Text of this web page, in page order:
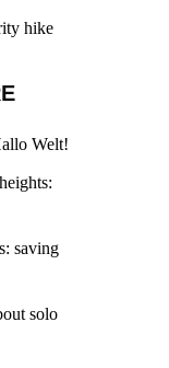
hike
Welt!
saving
solo